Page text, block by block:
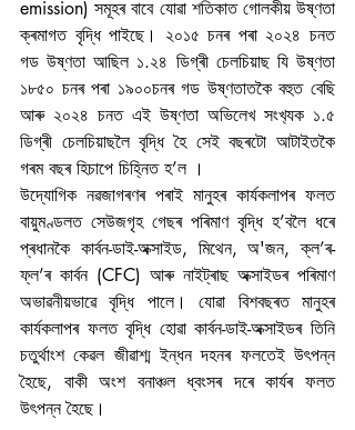
emission) সমূহৰ বাবে যোৱা শতিকাত গোলকীয় উষ্ণতা
ক্ৰমাগত বৃদ্ধি পাইছে। ২০১৫ চনৰ পৰা ২০২৪ চনত
গড উষ্ণতা আছিল ১.২৪ ডিগ্ৰী চেলচিয়াছ যি উষ্ণতা
১৮৫০ চনৰ পৰা ১৯০০চনৰ গড উষ্ণতাতকৈ বহুত বেছি
আৰু ২০২৪ চনত এই উষ্ণতা অভিলেখ সংখ‍্যক ১.৫
ডিগ্ৰী চেলচিয়াছলৈ বৃদ্ধি হৈ সেই বছৰটো আটাইতকৈ
গৰম বছৰ হিচাপে চিহ্নিত হ’ল ।
উদ্যোগিক নৱজাগৰণৰ পৰাই মানুহৰ কাৰ্যকলাপৰ ফলত
বায়ুমণ্ডলত সেউজগৃহ গেছৰ পৰিমাণ বৃদ্ধি হ’বলৈ ধৰে
প্ৰধানকৈ কাৰ্বন-ডাই-অক্সাইড, মিথেন, অ'জন, ক্ল’ৰ-
ফ্ল’ৰ কাৰ্বন (CFC) আৰু নাইট্ৰাছ অক্সাইডৰ পৰিমাণ
অভাৱনীয়ভাৱে বৃদ্ধি পালে। যোৱা বিশবছৰত মানুহৰ
কাৰ্যকলাপৰ ফলত বৃদ্ধি হোৱা কাৰ্বন-ডাই-অক্সাইডৰ তিনি
চতুৰ্থাংশ কেৱল জীৱাশ্ম ইন্ধন দহনৰ ফলতেই উৎপন্ন
হৈছে, বাকী অংশ বনাঞ্চল ধ্বংসৰ দৰে কাৰ্যৰ ফলত
উৎপন্ন হৈছে।